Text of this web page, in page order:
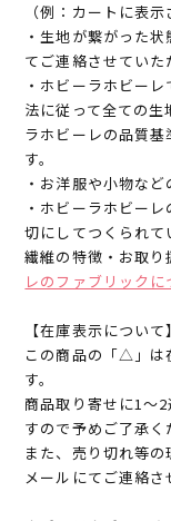
（例：カートに表
・生地が繋がった
てご連絡させていた
・ホビーラホビー
法に従って全ての生
ラホビーレの品質基
す。
・お洋服や小物など
・ホビーラホビー
切にしてつくられて
繊維の特徴・お取り
レのファブリックに
【在庫表示について】
この商品の「△」は
す。
商品取り寄せに1～
すので予めご了承く
また、売り切れ等
メールにてご連絡さ